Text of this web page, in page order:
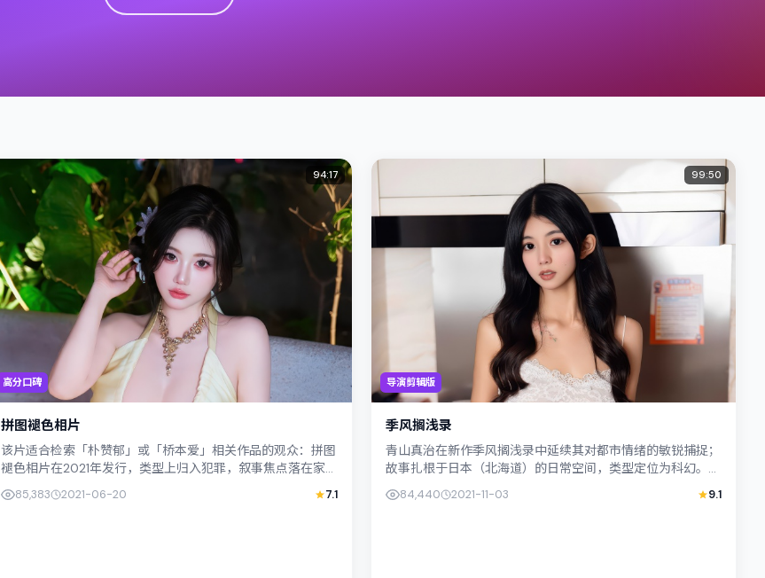
高分口碑
94:17
拼图褪色相片
该片适合检索「朴赞郁」或「桥本爱」相关作品的观众：拼图
褪色相片在2021年发行，类型上归入犯罪，叙事焦点落在家
85,383 2021-06-20 7.1
导演剪辑版
99:50
季风搁浅录
青山真治在新作季风搁浅录中延续其对都市情绪的敏锐捕捉；
故事扎根于日本（北海道）的日常空间，类型定位为科幻。主
84,440 2021-11-03 9.1